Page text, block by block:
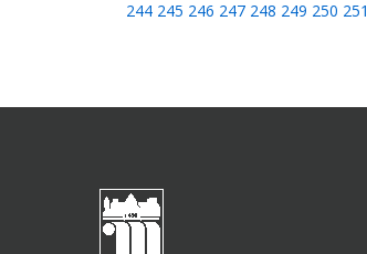
244 245 246 247 248 249 250 251